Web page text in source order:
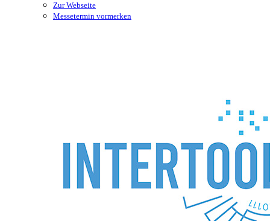
Zur Webseite
Messetermin vormerken